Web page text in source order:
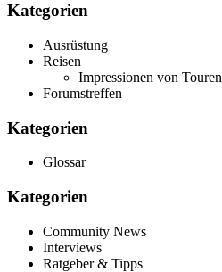
Kategorien
Ausrüstung
Reisen
Impressionen von Touren
Forumstreffen
Kategorien
Glossar
Kategorien
Community News
Interviews
Ratgeber & Tipps